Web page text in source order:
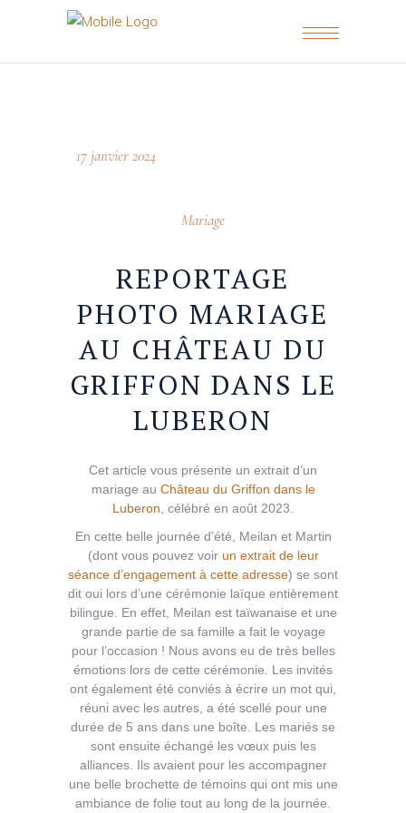
17 janvier 2024
Mariage
REPORTAGE
PHOTO MARIAGE
AU CHÂTEAU DU
GRIFFON DANS LE
LUBERON
Cet article vous présente un extrait d’un
mariage au Château du Griffon dans le
Luberon , célébré en août 2023.
En cette belle journée d’été, Meilan et Martin
(dont vous pouvez voir un extrait de leur
séance d’engagement à cette adresse) se sont
dit oui lors d’une cérémonie laïque entièrement
bilingue. En effet, Meilan est taïwanaise et une
grande partie de sa famille a fait le voyage
pour l’occasion ! Nous avons eu de très belles
émotions lors de cette cérémonie. Les invités
ont également été conviés à écrire un mot qui,
réuni avec les autres, a été scellé pour une
durée de 5 ans dans une boîte. Les mariés se
sont ensuite échangé les vœux puis les
alliances. Ils avaient pour les accompagner
une belle brochette de témoins qui ont mis une
ambiance de folie tout au long de la journée.